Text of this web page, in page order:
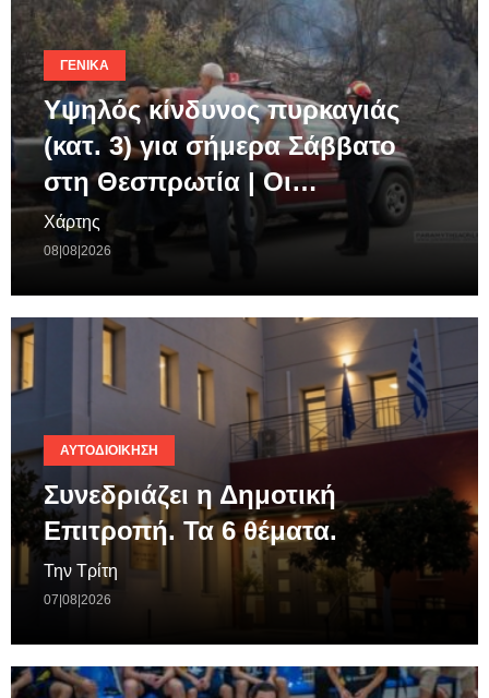
ΓΕΝΙΚΆ
Υψηλός κίνδυνος πυρκαγιάς
(κατ. 3) για σήμερα Σάββατο
στη Θεσπρωτία | Οι…
Χάρτης
08|08|2026
ΑΥΤΟΔΙΟΊΚΗΣΗ
Συνεδριάζει η Δημοτική
Επιτροπή. Τα 6 θέματα.
Την Τρίτη
07|08|2026